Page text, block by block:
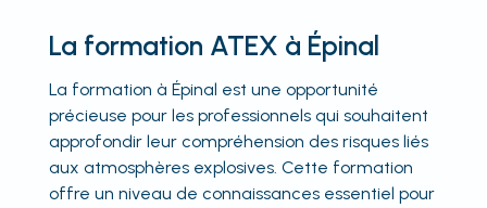
La formation ATEX à Épinal
La formation à Épinal est une opportunité
précieuse pour les professionnels qui souhaitent
approfondir leur compréhension des risques liés
aux atmosphères explosives. Cette formation
offre un niveau de connaissances essentiel pour